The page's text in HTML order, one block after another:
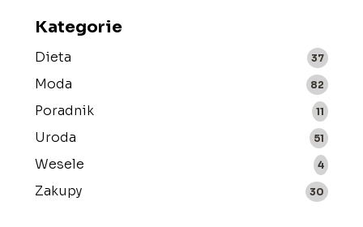
Kategorie
Dieta 37
Moda 82
Poradnik 11
Uroda 51
Wesele 4
Zakupy 30